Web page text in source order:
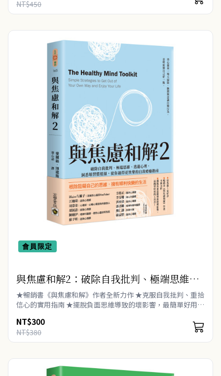
NT$450
會員限定
與焦慮和解2：破除自我批判、極端思維、
逃避心理，洞悉壞習慣根源，使你過得更快
樂的自我療癒指南
★暢銷書《與焦慮和解》作者全新力作 ★克服自我批判、重拾
信心的實用指南 ★擺脫負面思維導致的壞影響，最簡單好用的
順利快樂的生活。 ..
NT$300
NT$380